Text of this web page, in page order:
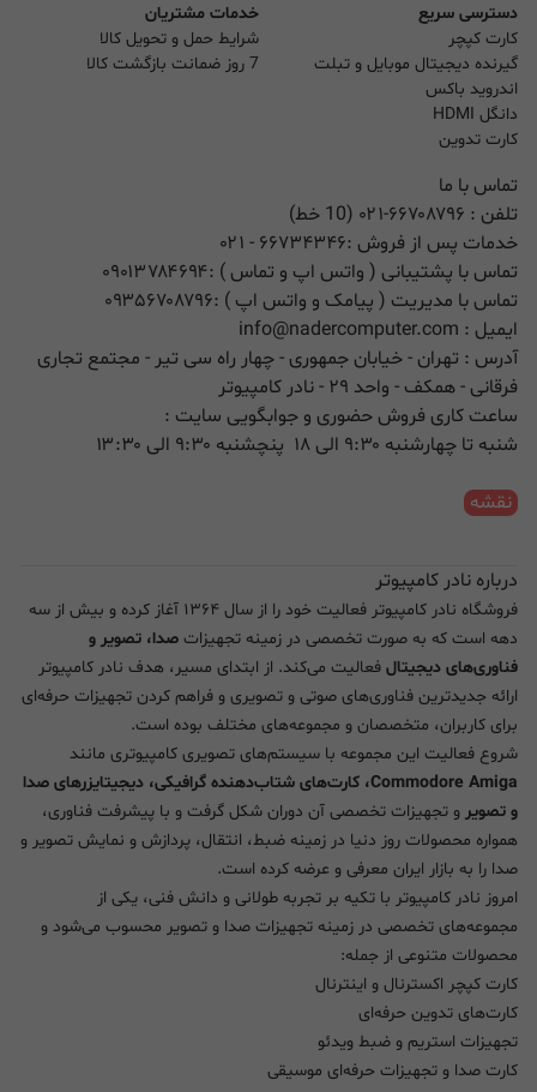
دسترسی سریع
کارت کپچر
گیرنده دیجیتال موبایل و تبلت
اندروید باکس
دانگل HDMI
کارت تدوین
خدمات مشتریان
شرایط حمل و تحویل کالا
7 روز ضمانت بازگشت کالا
تماس با ما
تلفن : ۰۲۱-۶۶۷۰۸۷۹۶ (10 خط)
خدمات پس از فروش :۶۶۷۳۴۳۴۶ - ۰۲۱
تماس با پشتیبانی ( واتس اپ و تماس ) :۰۹۰۱۳۷۸۴۶۹۴
تماس با مدیریت ( پیامک و واتس اپ ) :۰۹۳۵۶۷۰۸۷۹۶
ایمیل : info@nadercomputer.com
آدرس : تهران - خیابان جمهوری - چهار راه سی تیر - مجتمع تجاری
فرقانی - همکف - واحد ۲۹ - نادر کامپیوتر
ساعت کاری فروش حضوری و جوابگویی سایت :
شنبه تا چهارشنبه ۹:۳۰ الی ۱۸ پنچشنبه ۹:۳۰ الی ۱۳:۳۰
نقشه
درباره نادر کامپیوتر
فروشگاه نادر کامپیوتر فعالیت خود را از سال ۱۳۶۴ آغاز کرده و بیش از سه
دهه است که به صورت تخصصی در زمینه تجهیزات صدا، تصویر و
فناوری‌های دیجیتال فعالیت می‌کند. از ابتدای مسیر، هدف نادر کامپیوتر
ارائه جدیدترین فناوری‌های صوتی و تصویری و فراهم کردن تجهیزات حرفه‌ای
برای کاربران، متخصصان و مجموعه‌های مختلف بوده است.
شروع فعالیت این مجموعه با سیستم‌های تصویری کامپیوتری مانند
Commodore Amiga، کارت‌های شتاب‌دهنده گرافیکی، دیجیتایزرهای صدا
و تصویر و تجهیزات تخصصی آن دوران شکل گرفت و با پیشرفت فناوری،
همواره محصولات روز دنیا در زمینه ضبط، انتقال، پردازش و نمایش تصویر و
صدا را به بازار ایران معرفی و عرضه کرده است.
امروز نادر کامپیوتر با تکیه بر تجربه طولانی و دانش فنی، یکی از
مجموعه‌های تخصصی در زمینه تجهیزات صدا و تصویر محسوب می‌شود و
محصولات متنوعی از جمله:
کارت کپچر اکسترنال و اینترنال
کارت‌های تدوین حرفه‌ای
تجهیزات استریم و ضبط ویدئو
کارت صدا و تجهیزات حرفه‌ای موسیقی